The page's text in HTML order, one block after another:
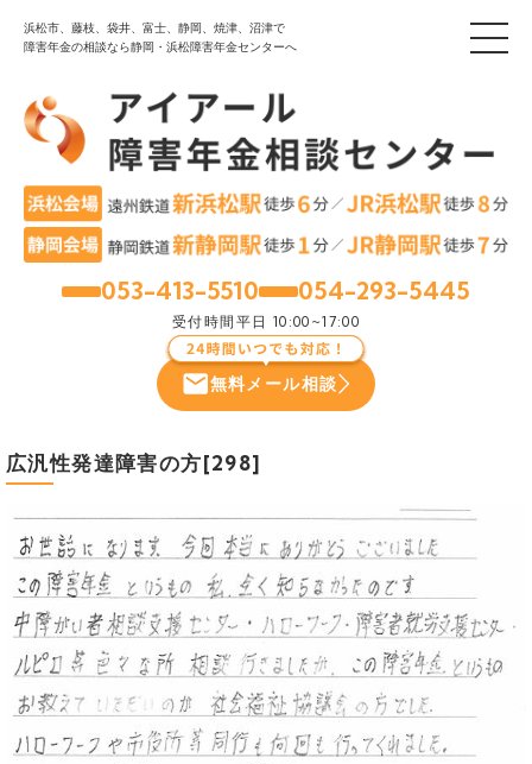
浜松市、藤枝、袋井、富士、静岡、焼津、沼津で
障害年金の相談なら静岡・浜松障害年金センターへ
053-413-5510 054-293-5445
受付時間 平日 10:00~17:00
無料メール相談
広汎性発達障害の方[298]